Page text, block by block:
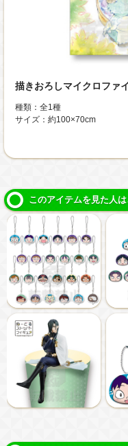
描きおろしマイクロファ
種類：全1種
サイズ：約100×70cm
このアイテムを見た人